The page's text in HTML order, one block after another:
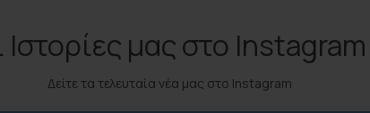
Ιστορίες μας στο Instagram
Δείτε τα τελευταία νέα μας στο Instagram